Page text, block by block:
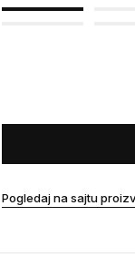
Pogledaj na sajtu